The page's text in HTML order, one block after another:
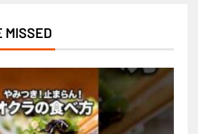
MISSED